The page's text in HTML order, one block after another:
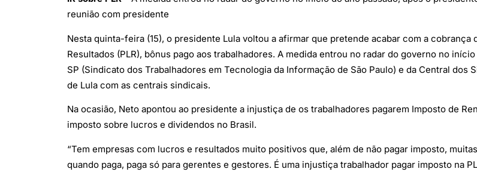
reunião com presidente
Nesta quinta-feira (15), o presidente Lula voltou a afirmar que pretende acabar com a
Resultados (PLR), bônus pago aos trabalhadores. A medida entrou no radar do governo no
SP (Sindicato dos Trabalhadores em Tecnologia da Informação de São Paulo) e da Central
de Lula com as centrais sindicais.
Na ocasião, Neto apontou ao presidente a injustiça de os trabalhadores pagarem Imposto de
imposto sobre lucros e dividendos no Brasil.
“Tem empresas com lucros e resultados muito positivos que, além de não pagar imposto,
quando paga, paga só para gerentes e gestores. É uma injustiça trabalhador pagar imposto na